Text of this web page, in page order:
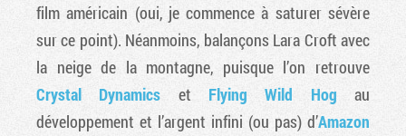
film américain (oui, je commence à saturer sévère
sur ce point). Néanmoins, balançons Lara Croft avec
la neige de la montagne, puisque l’on retrouve
Crystal Dynamics et Flying Wild Hog au
développement et l’argent infini (ou pas) d’Amazon